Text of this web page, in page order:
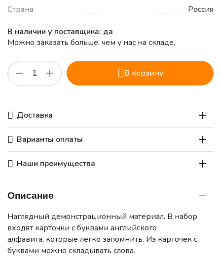
Страна
Россия
В наличии у поставщика: да
Можно заказать больше, чем у нас на складе.
+
− В корзину
Доставка
Варианты оплаты
Наши преимущества
Описание
Наглядный демонстрационный материал. В набор
входят карточки с буквами английского
алфавита, которые легко запомнить. Из карточек с
буквами можно складывать слова.